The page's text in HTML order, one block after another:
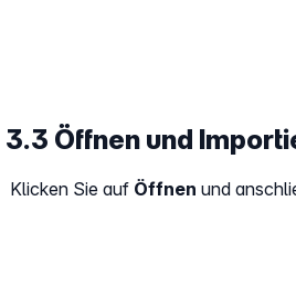
3.3 Öffnen und
Klicken Sie auf Öffnen und